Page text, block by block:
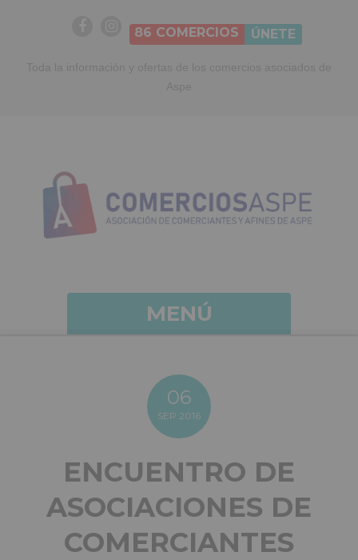
86 COMERCIOS ÚNETE
MENÚ
06
SEP 2016
ENCUENTRO DE
ASOCIACIONES DE
COMERCIANTES